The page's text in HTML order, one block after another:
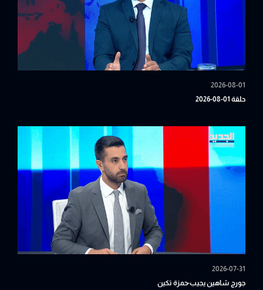
2026-08-01
حلقة 01-08-2026
2026-07-31
جورج شاهين يجيب-حمزة تكين